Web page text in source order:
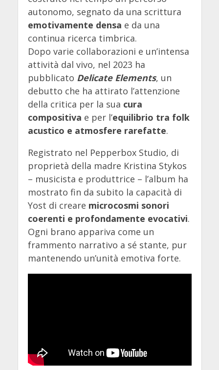
autonomo, segnato da una scrittura
emotivamente densa e da una
continua ricerca timbrica.
Dopo varie collaborazioni e un’intensa
attività dal vivo, nel 2023 ha
pubblicato Delicate Elements, un
debutto che ha attirato l’attenzione
della critica per la sua cura
compositiva e per l’equilibrio tra folk
acustico e atmosfere rarefatte.
Registrato nel Pepperbox Studio, di
proprietà della madre Kristina Stykos
– musicista e produttrice – l’album ha
mostrato fin da subito la capacità di
Yost di creare microcosmi sonori
coerenti e profondamente evocativi.
Ogni brano appariva come un
frammento narrativo a sé stante, pur
mantenendo un’unità emotiva forte.